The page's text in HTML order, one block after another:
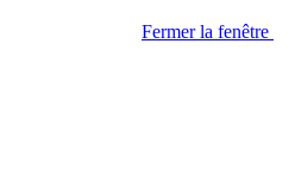
Fermer la fenêtre